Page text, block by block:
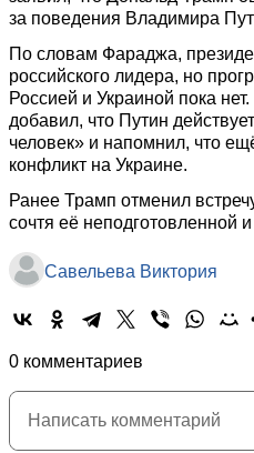
за поведения Владимира
По словам Фараджа,
российского лидера, но
Россией и Украиной пока
добавил, что Путин
человек» и напомнил, что
конфликт на Украине.
Ранее Трамп отменил
сочтя её неподготовленной
Савельева Виктория
0 комментариев